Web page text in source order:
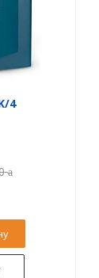
4